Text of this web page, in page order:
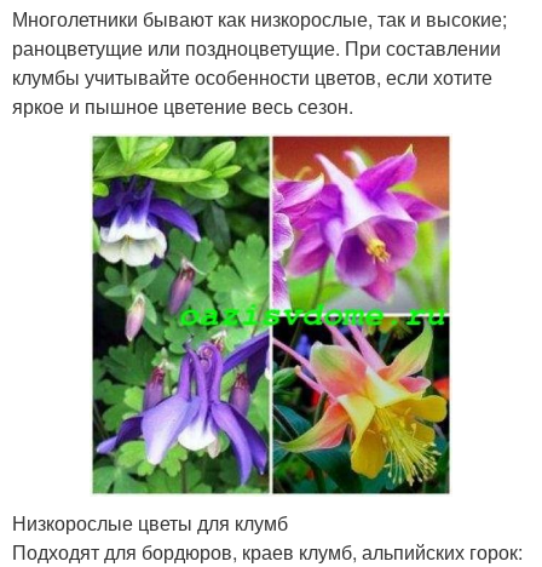
Многолетники бывают как низкорослые, так и высокие;
раноцветущие или поздноцветущие. При составлении
клумбы учитывайте особенности цветов, если хотите
яркое и пышное цветение весь сезон.
Низкорослые цветы для клумб
Подходят для бордюров, краев клумб, альпийских горок: